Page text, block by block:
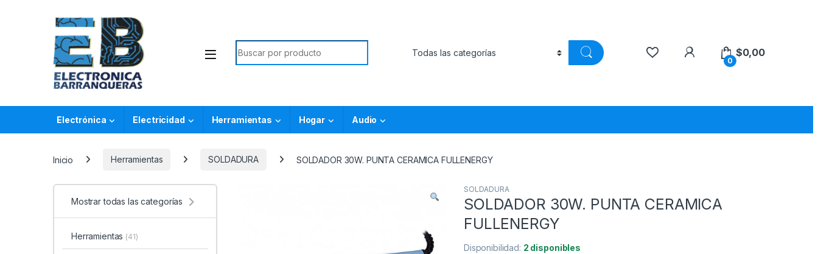
0
$0,00
Electrónica Electricidad Herramientas Hogar Audio
Inicio Herramientas SOLDADURA SOLDADOR 30W. PUNTA CERAMICA FULLENERGY
SOLDADURA
SOLDADOR 30W. PUNTA CERAMICA
FULLENERGY
Disponibilidad: 2 disponibles
Mostrar todas las categorías
Herramientas (41)